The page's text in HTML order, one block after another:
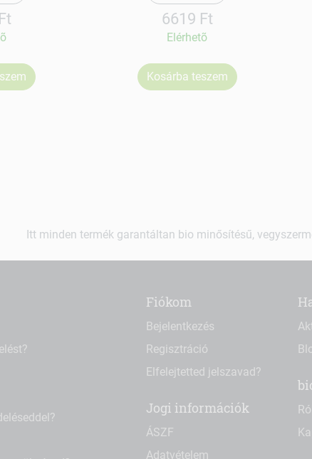
6619 Ft
Elérhetõ
Kosárba teszem
Itt minden termék garantáltan bio minősítésű,
Fiókom
Bejelentkezés
Regisztráció
Elfelejtetted jelszavad?
Jogi információk
ÁSZF
Adatvételem